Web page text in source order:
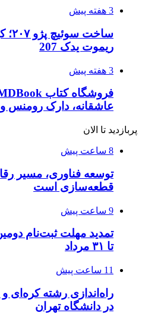
3 هفته پیش
ریموت یدک 207
3 هفته پیش
عاشقانه، دارک رومنس
پربازدید تا الان
8 ساعت پیش
توسعه فناوری، مسیر
قطعه‌سازی است
9 ساعت پیش
تا ۳۱ مرداد
11 ساعت پیش
در دانشگاه تهران